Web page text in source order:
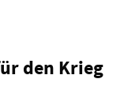
den Krieg